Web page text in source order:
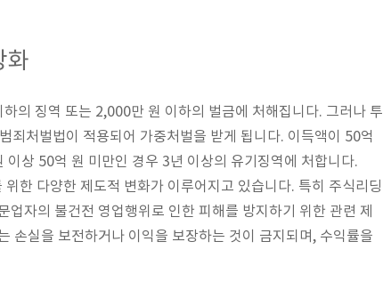
화
의 징역 또는 2,000만 원 이하의 벌금에 처해집니다. 그러나 투
죄처벌법이 적용되어 가중처벌을 받게 됩니다. 이득액이 50억
상 50억 원 미만인 경우 3년 이상의 유기징역에 처합니다.
한 다양한 제도적 변화가 이루어지고 있습니다. 특히 주식리딩
자의 불건전 영업행위로 인한 피해를 방지하기 위한 관련 제
손실을 보전하거나 이익을 보장하는 것이 금지되며, 수익률을